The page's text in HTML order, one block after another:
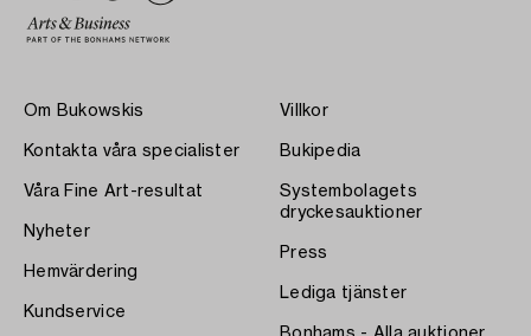
Om Bukowskis
Kontakta våra specialister
Våra Fine Art-resultat
Nyheter
Hemvärdering
Kundservice
Villkor
Bukipedia
Systembolagets
dryckesauktioner
Press
Lediga tjänster